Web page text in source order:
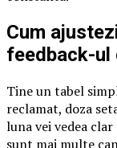
Cum
feedback-ul
Tine un tabel
reclamat, doza
luna vei vedea
sunt mai multe